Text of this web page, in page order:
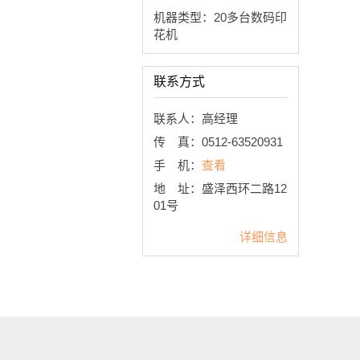
机器类型：20多台数码印
花机
联系方式
联系人：高经理
传 真：0512-63520931
手 机： 查看
地 址：盛泽西环二路12
01号
详细信息